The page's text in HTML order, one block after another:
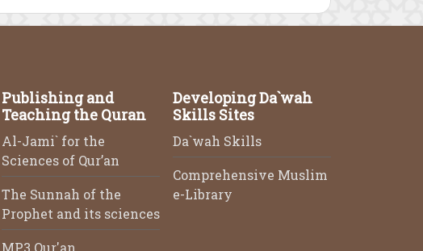
Publishing and
Teaching the Quran
Al-Jami` for the
Sciences of Qur’an
The Sunnah of the
Prophet and its sciences
MP3 Qur'an
Developing Da`wah
Skills Sites
Da`wah Skills
Comprehensive Muslim
e-Library